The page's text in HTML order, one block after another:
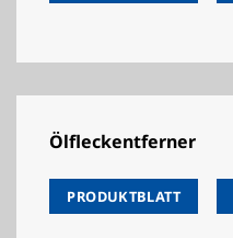
Ölfleckentferner
PRODUKTBLATT